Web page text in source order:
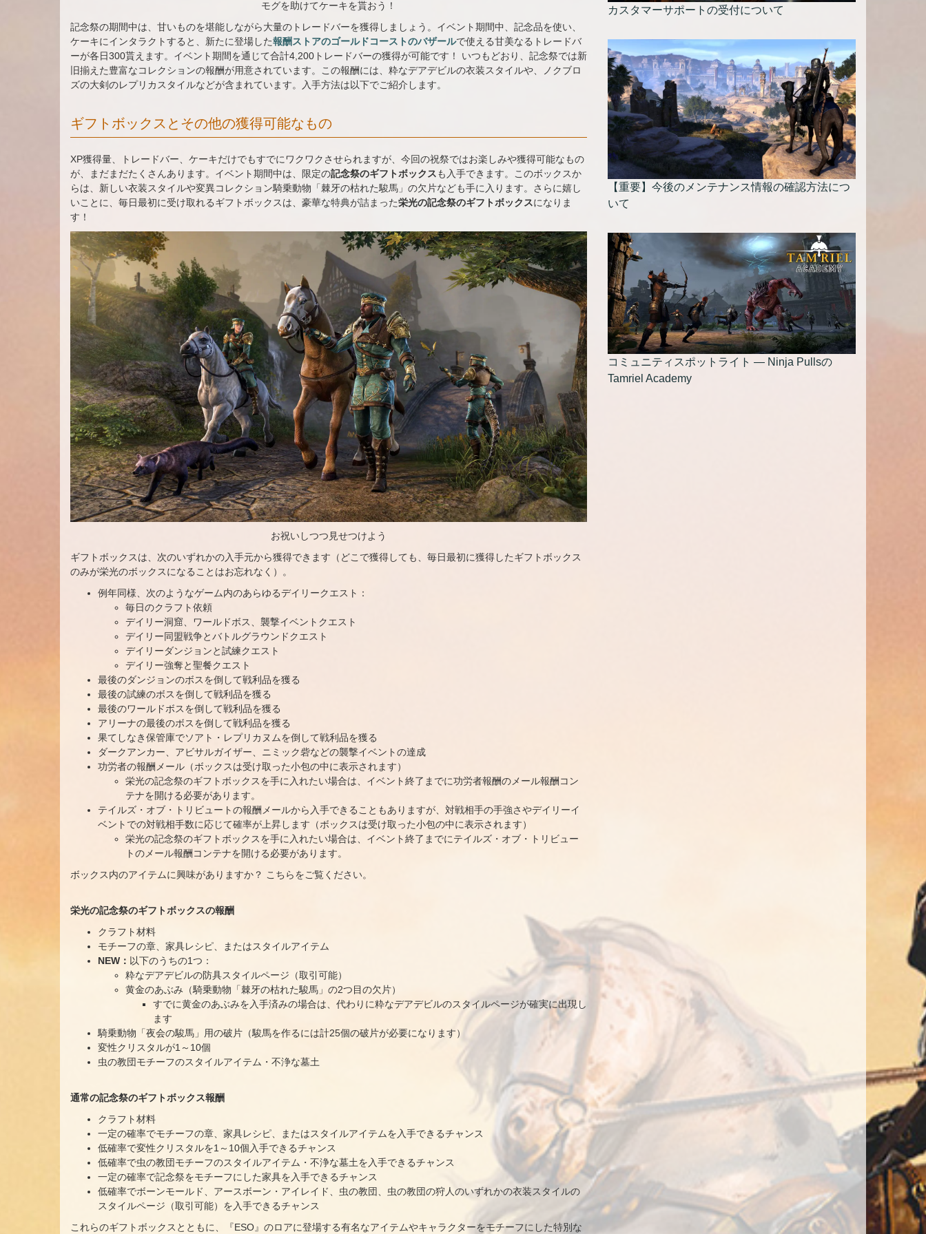
モグを助けてケーキを貰おう！
記念祭の期間中は、甘いものを堪能しながら大量のトレードバーを獲得しましょう。イベント期間中、記念品を使い、
ケーキにインタラクトすると、新たに登場した報酬ストアのゴールドコーストのバザールで使える甘美なるトレードバ
ーが各日300貰えます。イベント期間を通じて合計4,200トレードバーの獲得が可能です！ いつもどおり、記念祭では新
旧揃えた豊富なコレクションの報酬が用意されています。この報酬には、粋なデアデビルの衣装スタイルや、ノクブロ
ズの大剣のレプリカスタイルなどが含まれています。入手方法は以下でご紹介します。
ギフトボックスとその他の獲得可能なもの
XP獲得量、トレードバー、ケーキだけでもすでにワクワクさせられますが、今回の祝祭ではお楽しみや獲得可能なもの
が、まだまだたくさんあります。イベント期間中は、限定の記念祭のギフトボックスも入手できます。このボックスか
らは、新しい衣装スタイルや変異コレクション騎乗動物「棘牙の枯れた駿馬」の欠片なども手に入ります。さらに嬉し
いことに、毎日最初に受け取れるギフトボックスは、豪華な特典が詰まった栄光の記念祭のギフトボックスになりま
す！
お祝いしつつ見せつけよう
ギフトボックスは、次のいずれかの入手元から獲得できます（どこで獲得しても、毎日最初に獲得したギフトボックス
のみが栄光のボックスになることはお忘れなく）。
例年同様、次のようなゲーム内のあらゆるデイリークエスト：
毎日のクラフト依頼
デイリー洞窟、ワールドボス、襲撃イベントクエスト
デイリー同盟戦争とバトルグラウンドクエスト
デイリーダンジョンと試練クエスト
デイリー強奪と聖餐クエスト
最後のダンジョンのボスを倒して戦利品を獲る
最後の試練のボスを倒して戦利品を獲る
最後のワールドボスを倒して戦利品を獲る
アリーナの最後のボスを倒して戦利品を獲る
果てしなき保管庫でソアト・レプリカヌムを倒して戦利品を獲る
ダークアンカー、アビサルガイザー、ニミック砦などの襲撃イベントの達成
功労者の報酬メール（ボックスは受け取った小包の中に表示されます）
栄光の記念祭のギフトボックスを手に入れたい場合は、イベント終了までに功労者報酬のメール報酬コン
テナを開ける必要があります。
テイルズ・オブ・トリビュートの報酬メールから入手できることもありますが、対戦相手の手強さやデイリーイ
ベントでの対戦相手数に応じて確率が上昇します（ボックスは受け取った小包の中に表示されます）
栄光の記念祭のギフトボックスを手に入れたい場合は、イベント終了までにテイルズ・オブ・トリビュー
トのメール報酬コンテナを開ける必要があります。
ボックス内のアイテムに興味がありますか？ こちらをご覧ください。
栄光の記念祭のギフトボックスの報酬
クラフト材料
モチーフの章、家具レシピ、またはスタイルアイテム
NEW： 以下のうちの1つ：
粋なデアデビルの防具スタイルページ（取引可能）
黄金のあぶみ（騎乗動物「棘牙の枯れた駿馬」の2つ目の欠片）
すでに黄金のあぶみを入手済みの場合は、代わりに粋なデアデビルのスタイルページが確実に出現し
ます
騎乗動物「夜会の駿馬」用の破片（駿馬を作るには計25個の破片が必要になります）
変性クリスタルが1～10個
虫の教団モチーフのスタイルアイテム・不浄な墓土
通常の記念祭のギフトボックス報酬
クラフト材料
一定の確率でモチーフの章、家具レシピ、またはスタイルアイテムを入手できるチャンス
低確率で変性クリスタルを1～10個入手できるチャンス
低確率で虫の教団モチーフのスタイルアイテム・不浄な墓土を入手できるチャンス
一定の確率で記念祭をモチーフにした家具を入手できるチャンス
低確率でボーンモールド、アースボーン・アイレイド、虫の教団、虫の教団の狩人のいずれかの衣装スタイルの
スタイルページ（取引可能）を入手できるチャンス
これらのギフトボックスとともに、『ESO』のロアに登場する有名なアイテムやキャラクターをモチーフにした特別な
カスタマーサポートの受付について
【重要】今後のメンテナンス情報の確認方法につ
いて
コミュニティスポットライト — Ninja Pullsの
Tamriel Academy